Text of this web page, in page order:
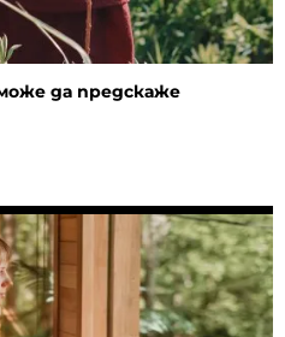
да предскаже